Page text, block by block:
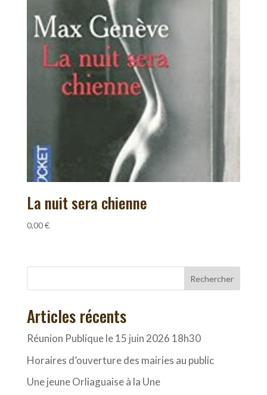
La nuit sera chienne
0,00€
Rechercher
Articles récents
Réunion Publique le 15 juin 2026 18h30
Horaires d’ouverture des mairies au public
Une jeune Orliaguaise à la Une